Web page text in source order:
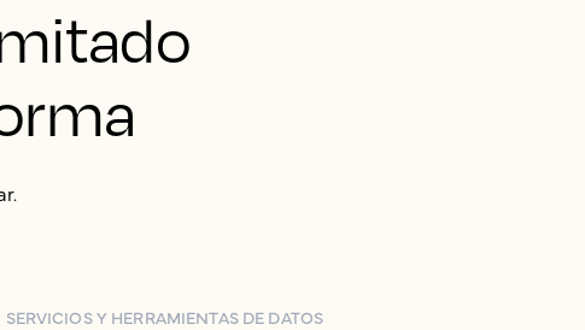
SERVICIOS Y HERRAMIENTAS DE DATOS